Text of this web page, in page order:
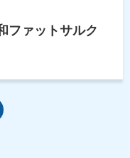
ファットサルク